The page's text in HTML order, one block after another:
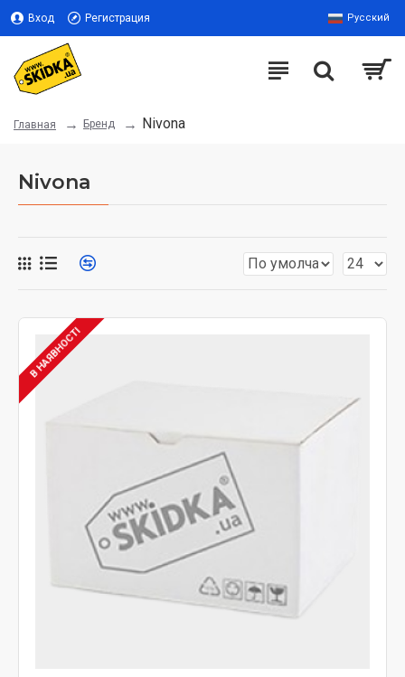
Вход Регистрация Русский
Главная Бренд Nivona
Nivona
В НАЯВНОСТІ